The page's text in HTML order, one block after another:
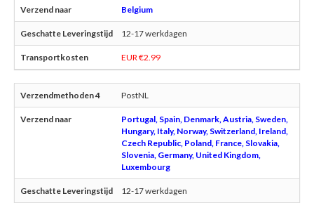
Belgium
12-17 werkdagen
EUR €2.99
PostNL
Portugal, Spain, Denmark, Austria, Sweden,
Hungary, Italy, Norway, Switzerland, Ireland,
Czech Republic, Poland, France, Slovakia,
Slovenia, Germany, United Kingdom,
Luxembourg
12-17 werkdagen